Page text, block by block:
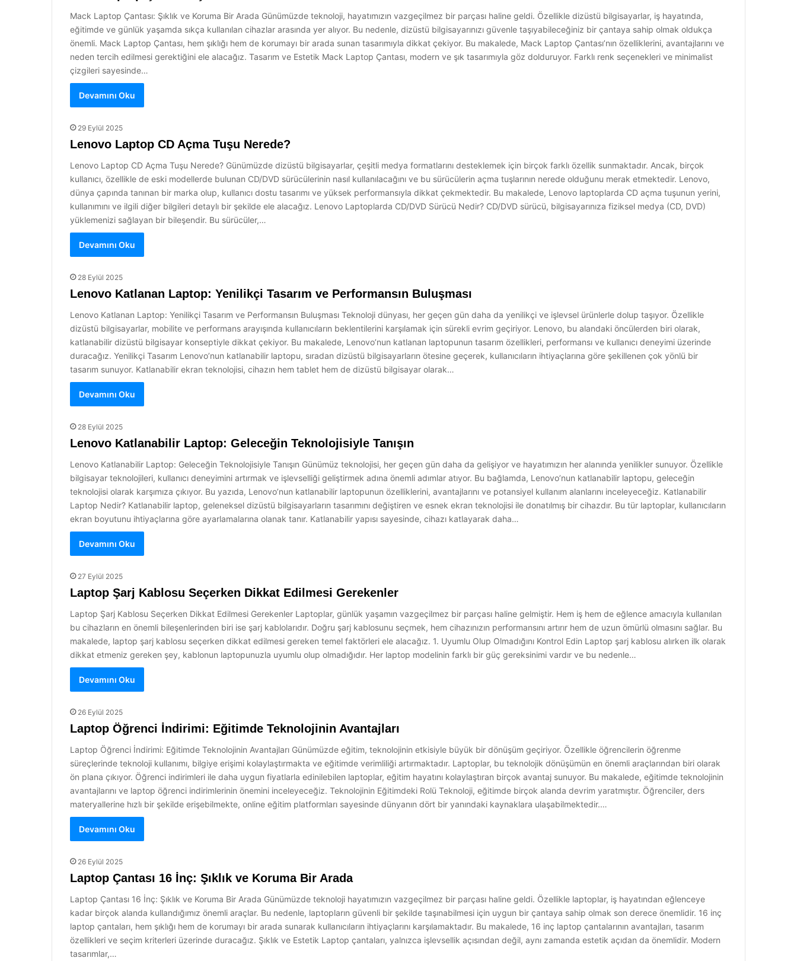
Mack Laptop Çantası: Şıklık ve Koruma Bir Arada Günümüzde teknoloji, hayatımızın vazgeçilmez bir parçası haline geldi. Özellikle dizüstü bilgisayarlar, iş hayatında,
eğitimde ve günlük yaşamda sıkça kullanılan cihazlar arasında yer alıyor. Bu nedenle, dizüstü bilgisayarınızı güvenle taşıyabileceğiniz bir çantaya sahip olmak oldukça
önemli. Mack Laptop Çantası, hem şıklığı hem de korumayı bir arada sunan tasarımıyla dikkat çekiyor. Bu makalede, Mack Laptop Çantası’nın özelliklerini, avantajlarını ve
neden tercih edilmesi gerektiğini ele alacağız. Tasarım ve Estetik Mack Laptop Çantası, modern ve şık tasarımıyla göz dolduruyor. Farklı renk seçenekleri ve minimalist
çizgileri sayesinde…
Devamını Oku
29 Eylül 2025
Lenovo Laptop CD Açma Tuşu Nerede?
Lenovo Laptop CD Açma Tuşu Nerede? Günümüzde dizüstü bilgisayarlar, çeşitli medya formatlarını desteklemek için birçok farklı özellik sunmaktadır. Ancak, birçok
kullanıcı, özellikle de eski modellerde bulunan CD/DVD sürücülerinin nasıl kullanılacağını ve bu sürücülerin açma tuşlarının nerede olduğunu merak etmektedir. Lenovo,
dünya çapında tanınan bir marka olup, kullanıcı dostu tasarımı ve yüksek performansıyla dikkat çekmektedir. Bu makalede, Lenovo laptoplarda CD açma tuşunun yerini,
kullanımını ve ilgili diğer bilgileri detaylı bir şekilde ele alacağız. Lenovo Laptoplarda CD/DVD Sürücü Nedir? CD/DVD sürücü, bilgisayarınıza fiziksel medya (CD, DVD)
yüklemenizi sağlayan bir bileşendir. Bu sürücüler,…
Devamını Oku
28 Eylül 2025
Lenovo Katlanan Laptop: Yenilikçi Tasarım ve Performansın Buluşması
Lenovo Katlanan Laptop: Yenilikçi Tasarım ve Performansın Buluşması Teknoloji dünyası, her geçen gün daha da yenilikçi ve işlevsel ürünlerle dolup taşıyor. Özellikle
dizüstü bilgisayarlar, mobilite ve performans arayışında kullanıcıların beklentilerini karşılamak için sürekli evrim geçiriyor. Lenovo, bu alandaki öncülerden biri olarak,
katlanabilir dizüstü bilgisayar konseptiyle dikkat çekiyor. Bu makalede, Lenovo’nun katlanan laptopunun tasarım özellikleri, performansı ve kullanıcı deneyimi üzerinde
duracağız. Yenilikçi Tasarım Lenovo’nun katlanabilir laptopu, sıradan dizüstü bilgisayarların ötesine geçerek, kullanıcıların ihtiyaçlarına göre şekillenen çok yönlü bir
tasarım sunuyor. Katlanabilir ekran teknolojisi, cihazın hem tablet hem de dizüstü bilgisayar olarak…
Devamını Oku
28 Eylül 2025
Lenovo Katlanabilir Laptop: Geleceğin Teknolojisiyle Tanışın
Lenovo Katlanabilir Laptop: Geleceğin Teknolojisiyle Tanışın Günümüz teknolojisi, her geçen gün daha da gelişiyor ve hayatımızın her alanında yenilikler sunuyor. Özellikle
bilgisayar teknolojileri, kullanıcı deneyimini artırmak ve işlevselliği geliştirmek adına önemli adımlar atıyor. Bu bağlamda, Lenovo’nun katlanabilir laptopu, geleceğin
teknolojisi olarak karşımıza çıkıyor. Bu yazıda, Lenovo’nun katlanabilir laptopunun özelliklerini, avantajlarını ve potansiyel kullanım alanlarını inceleyeceğiz. Katlanabilir
Laptop Nedir? Katlanabilir laptop, geleneksel dizüstü bilgisayarların tasarımını değiştiren ve esnek ekran teknolojisi ile donatılmış bir cihazdır. Bu tür laptoplar, kullanıcıların
ekran boyutunu ihtiyaçlarına göre ayarlamalarına olanak tanır. Katlanabilir yapısı sayesinde, cihazı katlayarak daha…
Devamını Oku
27 Eylül 2025
Laptop Şarj Kablosu Seçerken Dikkat Edilmesi Gerekenler
Laptop Şarj Kablosu Seçerken Dikkat Edilmesi Gerekenler Laptoplar, günlük yaşamın vazgeçilmez bir parçası haline gelmiştir. Hem iş hem de eğlence amacıyla kullanılan
bu cihazların en önemli bileşenlerinden biri ise şarj kablolarıdır. Doğru şarj kablosunu seçmek, hem cihazınızın performansını artırır hem de uzun ömürlü olmasını sağlar. Bu
makalede, laptop şarj kablosu seçerken dikkat edilmesi gereken temel faktörleri ele alacağız. 1. Uyumlu Olup Olmadığını Kontrol Edin Laptop şarj kablosu alırken ilk olarak
dikkat etmeniz gereken şey, kablonun laptopunuzla uyumlu olup olmadığıdır. Her laptop modelinin farklı bir güç gereksinimi vardır ve bu nedenle…
Devamını Oku
26 Eylül 2025
Laptop Öğrenci İndirimi: Eğitimde Teknolojinin Avantajları
Laptop Öğrenci İndirimi: Eğitimde Teknolojinin Avantajları Günümüzde eğitim, teknolojinin etkisiyle büyük bir dönüşüm geçiriyor. Özellikle öğrencilerin öğrenme
süreçlerinde teknoloji kullanımı, bilgiye erişimi kolaylaştırmakta ve eğitimde verimliliği artırmaktadır. Laptoplar, bu teknolojik dönüşümün en önemli araçlarından biri olarak
ön plana çıkıyor. Öğrenci indirimleri ile daha uygun fiyatlarla edinilebilen laptoplar, eğitim hayatını kolaylaştıran birçok avantaj sunuyor. Bu makalede, eğitimde teknolojinin
avantajlarını ve laptop öğrenci indirimlerinin önemini inceleyeceğiz. Teknolojinin Eğitimdeki Rolü Teknoloji, eğitimde birçok alanda devrim yaratmıştır. Öğrenciler, ders
materyallerine hızlı bir şekilde erişebilmekte, online eğitim platformları sayesinde dünyanın dört bir yanındaki kaynaklara ulaşabilmektedir.…
Devamını Oku
26 Eylül 2025
Laptop Çantası 16 İnç: Şıklık ve Koruma Bir Arada
Laptop Çantası 16 İnç: Şıklık ve Koruma Bir Arada Günümüzde teknoloji hayatımızın vazgeçilmez bir parçası haline geldi. Özellikle laptoplar, iş hayatından eğlenceye
kadar birçok alanda kullandığımız önemli araçlar. Bu nedenle, laptopların güvenli bir şekilde taşınabilmesi için uygun bir çantaya sahip olmak son derece önemlidir. 16 inç
laptop çantaları, hem şıklığı hem de korumayı bir arada sunarak kullanıcıların ihtiyaçlarını karşılamaktadır. Bu makalede, 16 inç laptop çantalarının avantajları, tasarım
özellikleri ve seçim kriterleri üzerinde duracağız. Şıklık ve Estetik Laptop çantaları, yalnızca işlevsellik açısından değil, aynı zamanda estetik açıdan da önemlidir. Modern
tasarımlar,…